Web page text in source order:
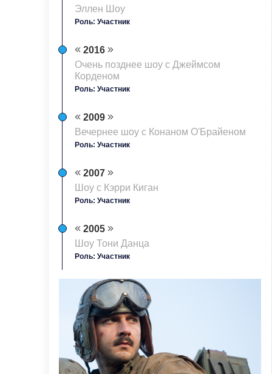
Эллен Шоу
Роль: Участник
2016
Очень позднее шоу с Джеймсом
Корденом
Роль: Участник
2009
Вечернее шоу с Конаном О'Брайеном
Роль: Участник
2007
Шоу с Кэрри Киган
Роль: Участник
2005
Шоу Тони Данца
Роль: Участник